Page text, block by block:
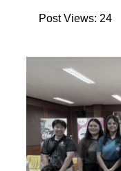
Post Views: 24